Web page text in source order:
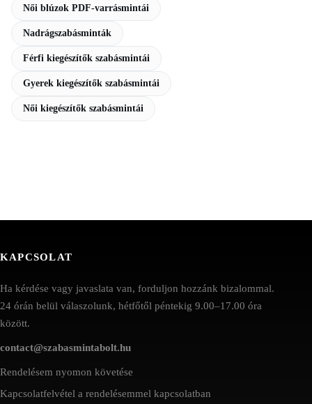
Női blúzok PDF-varrásmintái
Nadrágszabásminták
Férfi kiegészítők szabásmintái
Gyerek kiegészítők szabásmintái
Női kiegészítők szabásmintái
KAPCSOLAT
Ha kérdése vagy javaslata van, forduljon hozzánk bizalommal.
24 órán belül válaszolunk, hétfőtől péntekig 9.00–17.00 óra
között.
contact@szabasmintabolt.hu
Rendelésem nyomon követése
Kapcsolatfelvétel a rendelésemmel kapcsolatban